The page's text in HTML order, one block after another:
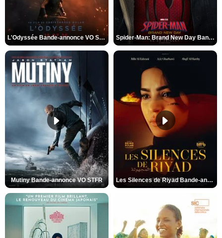
L'Odyssée Bande-annonce VO STFR Spider-Man: Brand New Day Bande-annonce VO STFR
Mutiny Bande-annonce VO STFR Les Silences de Riyad Bande-annonce VO STFR